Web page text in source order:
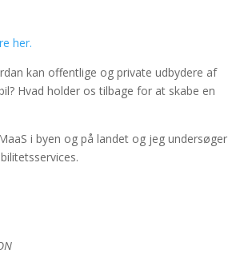
her.
kan offentlige og private udbydere af
Hvad holder os tilbage for at skabe en
i byen og på landet og jeg undersøger